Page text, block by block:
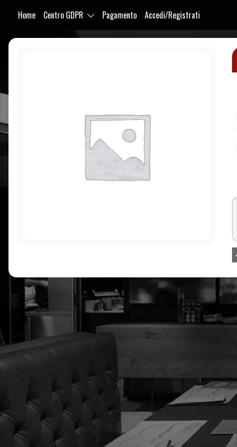
Purabrace
Home Centro GDPR Pagamento Accedi/Registrati